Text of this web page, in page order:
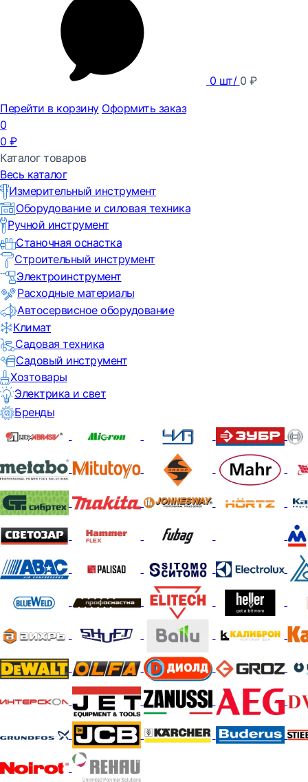
0 шт/ 0 ₽
Перейти в корзину Оформить заказ
0
0 ₽
Каталог товаров
Весь каталог
Измерительный инструмент
Оборудование и силовая техника
Ручной инструмент
Станочная оснастка
Строительный инструмент
Электроинструмент
Расходные материалы
Автосервисное оборудование
Климат
Садовая техника
Садовый инструмент
Хозтовары
Электрика и свет
Бренды